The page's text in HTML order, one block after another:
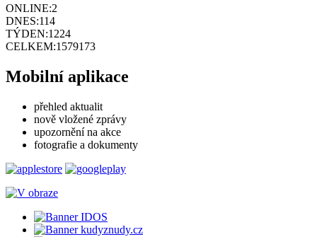
ONLINE:2
DNES:114
TÝDEN:1224
CELKEM:1579173
Mobilní aplikace
přehled aktualit
nově vložené zprávy
upozornění na akce
fotografie a dokumenty